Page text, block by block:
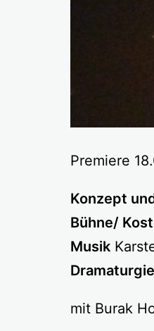
Premiere
Konzept
Bühne/
Musik
Dramaturgie
mit Burak